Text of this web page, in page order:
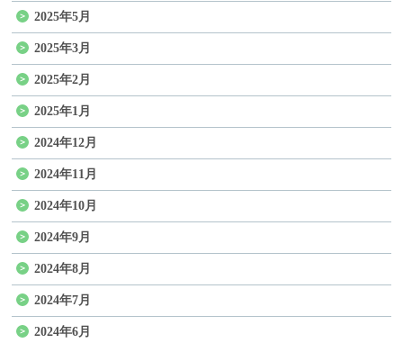
2025年5月
2025年3月
2025年2月
2025年1月
2024年12月
2024年11月
2024年10月
2024年9月
2024年8月
2024年7月
2024年6月